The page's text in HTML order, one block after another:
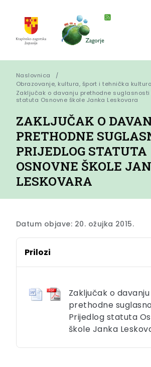
Naslovnica
Obrazovanje, kultura, šport i tehnička kultura
Zaključak o davanju prethodne suglasnosti
statuta Osnovne škole Janka Leskovara
ZAKLJUČAK O
PRETHODNE
PRIJEDLOG STATUTA
OSNOVNE ŠKOLE
LESKOVARA
Datum objave: 20. ožujka 2015.
Prilozi
Zaključak o davanju
prethodne
Prijedlog statuta
škole Janka